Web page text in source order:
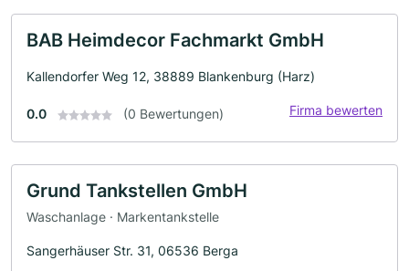
BAB Heimdecor Fachmarkt GmbH
Kallendorfer Weg 12, 38889 Blankenburg (Harz)
0.0 (0 Bewertungen) Firma bewerten
Grund Tankstellen GmbH
Waschanlage · Markentankstelle
Sangerhäuser Str. 31, 06536 Berga